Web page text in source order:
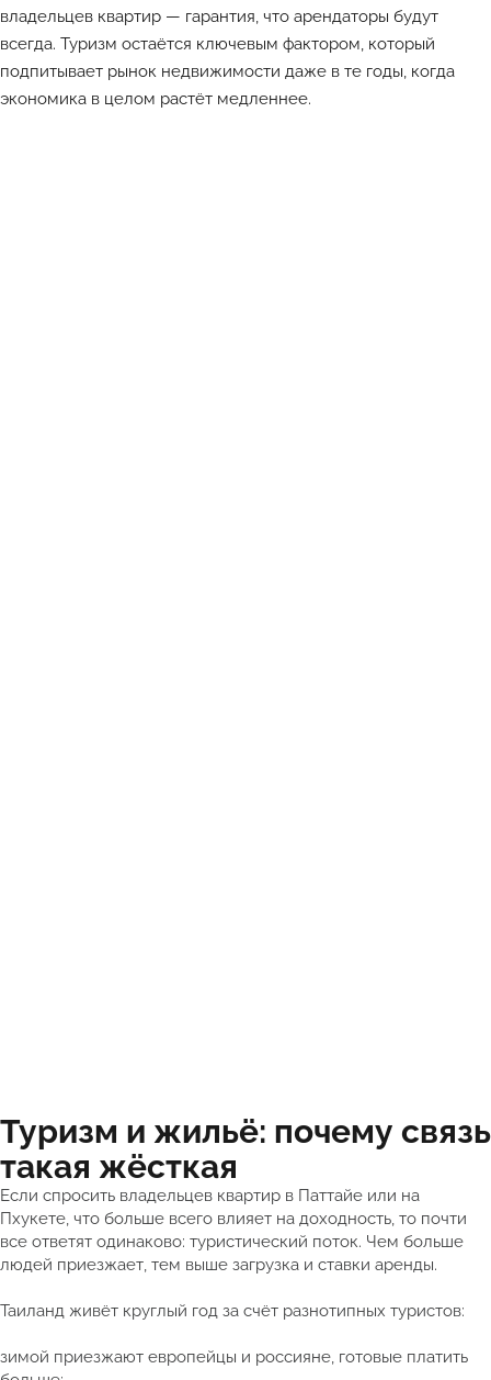
владельцев квартир — гарантия, что арендаторы будут
всегда. Туризм остаётся ключевым фактором, который
подпитывает рынок недвижимости даже в те годы, когда
экономика в целом растёт медленнее.
Туризм и жильё: почему связь
такая жёсткая
Если спросить владельцев квартир в Паттайе или на
Пхукете, что больше всего влияет на доходность, то почти
все ответят одинаково: туристический поток. Чем больше
людей приезжает, тем выше загрузка и ставки аренды.
Таиланд живёт круглый год за счёт разнотипных туристов:
зимой приезжают европейцы и россияне, готовые платить